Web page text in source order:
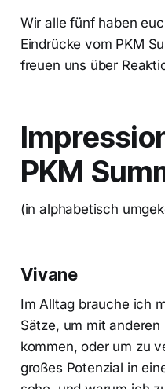
Wir alle fünf haben
Eindrücke vom PKM
freuen uns über
PKM
(in alphabetisch
Vivane
Im Alltag brauche ich
Sätze, um mit
kommen, oder um zu
großes Potenzial in